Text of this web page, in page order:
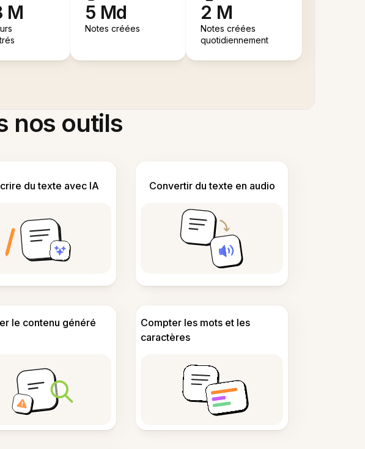
M 5 Md
Notes créées
2 M
Notes créées
quotidiennement
nos outils
du texte avec IA Convertir du texte en audio
le contenu généré
Compter les mots et les
caractères